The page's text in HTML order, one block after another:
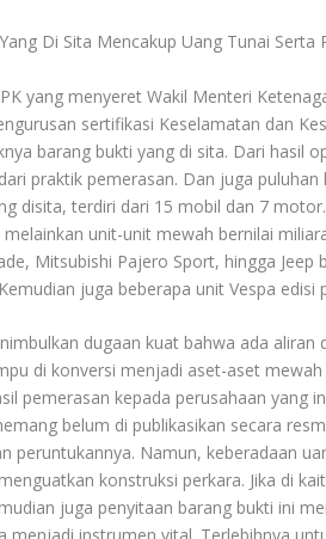
Di Sita Mencakup Uang Tunai Serta
yang menyeret Wakil Menteri
sertifikasi Keselamatan dan
barang bukti yang di sita. Dari hasil
praktik pemerasan. Dan juga
disita, terdiri dari 15 mobil dan 7
melainkan unit-unit mewah bernilai
Mitsubishi Pajero Sport, hingga
juga beberapa unit Vespa edisi
dugaan kuat bahwa ada
di konversi menjadi aset-aset
pemerasan kepada perusahaan yang
belum di publikasikan secara
peruntukannya. Namun, keberadaan
konstruksi perkara. Jika di
juga penyitaan barang bukti ini